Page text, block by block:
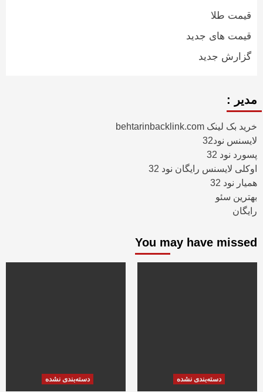
قیمت طلا
قیمت های جدید
گزارش جدید
مدیر :
خرید بک لینک behtarinbacklink.com
لایسنس نود32
پسورد نود 32
اوکلی لایسنس رایگان نود 32
همیار نود 32
بهترین سئو
رایگان
You may have missed
دسته‌بندی نشده دسته‌بندی نشده